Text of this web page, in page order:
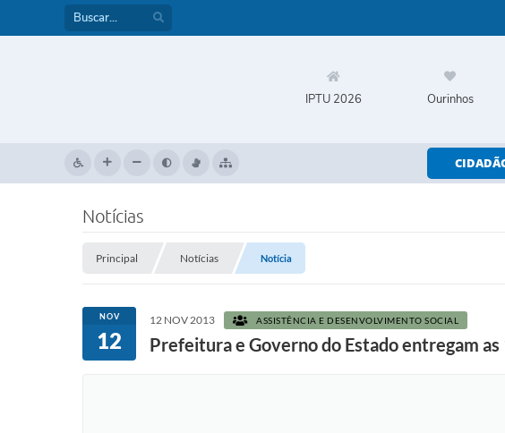
IPTU 2026 Ourinhos
Notícias
Principal Notícias Notícia
NOV
12
12 NOV 2013 ASSISTÊNCIA E DESENVOLVIMENTO SOCIAL
Prefeitura e Governo do Estado entregam